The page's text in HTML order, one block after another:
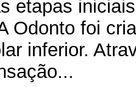
etapas
Odonto foi
inferior.